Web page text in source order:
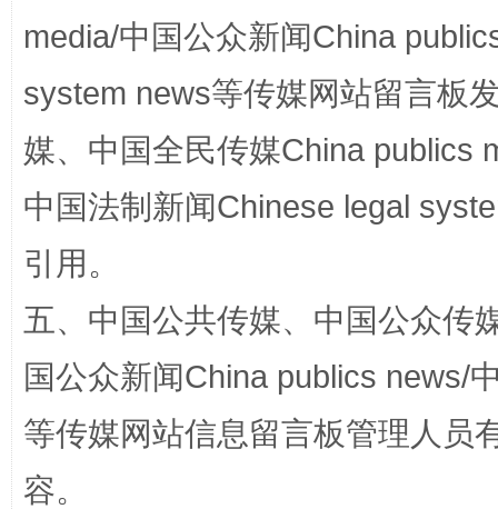
漫山遍野的桃花与雪山、麦地、白藏房 除
media/中国公众新闻China
system news等传媒网站留言板
媒、中国全民传媒China publics
中国法制新闻Chinese legal
引用。
五、中国公共传媒、中国公众传
国公众新闻China publics news/
等传媒网站信息留言板管理人员
容。